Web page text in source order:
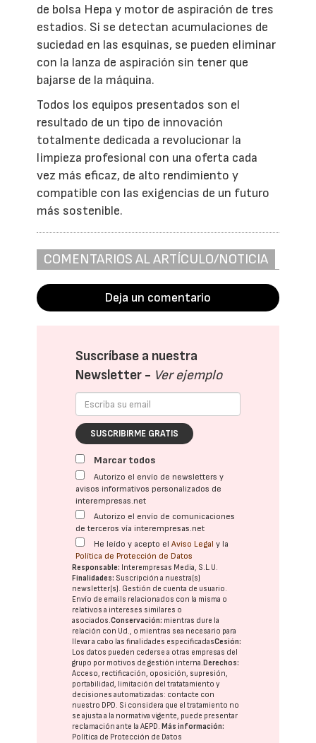
de bolsa Hepa y motor de aspiración de tres
estadios. Si se detectan acumulaciones de
suciedad en las esquinas, se pueden eliminar
con la lanza de aspiración sin tener que
bajarse de la máquina.
Todos los equipos presentados son el
resultado de un tipo de innovación
totalmente dedicada a revolucionar la
limpieza profesional con una oferta cada
vez más eficaz, de alto rendimiento y
compatible con las exigencias de un futuro
más sostenible.
COMENTARIOS AL ARTÍCULO/NOTICIA
Deja un comentario
Suscríbase a nuestra
Newsletter - Ver ejemplo
SUSCRIBIRME GRATIS
Marcar todos
Autorizo el envío de newsletters y
avisos informativos personalizados de
interempresas.net
Autorizo el envío de comunicaciones
de terceros vía interempresas.net
He leído y acepto elAviso Legal y la
Política de Protección de Datos
Responsable: Interempresas Media, S.L.U.
Finalidades: Suscripción a nuestra(s)
newsletter(s). Gestión de cuenta de usuario.
Envío de emails relacionados con la misma o
relativos a intereses similares o
asociados.Conservación: mientras dure la
relación con Ud., o mientras sea necesario para
llevar a cabo las finalidades especificadasCesión:
Los datos pueden cederse a otras empresas del
grupo por motivos de gestión interna. Derechos:
Acceso, rectificación, oposición, supresión,
portabilidad, limitación del tratatamiento y
decisiones automatizadas: contacte con
nuestro DPD. Si considera que el tratamiento no
se ajusta a la normativa vigente, puede presentar
reclamación ante laAEPD. Más información:
Política de Protección de Datos